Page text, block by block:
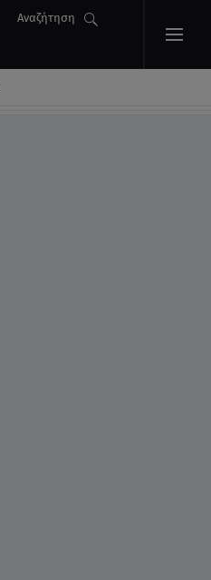
Αναζήτηση